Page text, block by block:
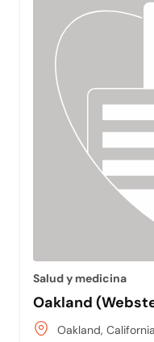
Salud y medicina
Oakland
Oakland, California